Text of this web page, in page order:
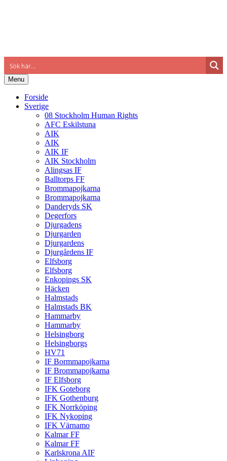
Menu
Forside
Sverige
08 Stockholm Human Rights
AFC Eskilstuna
AIK
AIK
AIK IF
AIK Stockholm
Alingsas IF
Balltorps FF
Brommapojkarna
Brommapojkarna
Danderyds SK
Degerfors
Djurgadens
Djurgarden
Djurgardens
Djurgårdens IF
Elfsborg
Elfsborg
Enkopings SK
Häcken
Halmstads
Halmstads BK
Hammarby
Hammarby
Helsingborg
Helsingborgs
HV71
IF Bormmapojkarna
IF Brommapojkarna
IF Elfsborg
IFK Goteborg
IFK Gothenburg
IFK Norrköping
IFK Nykoping
IFK Värnamo
Kalmar FF
Kalmar FF
Karlskrona AIF